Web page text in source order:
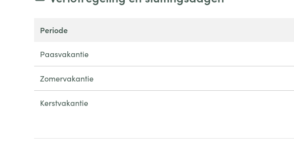
periode
Paasvakantie
Zomervakantie
Kerstvakantie